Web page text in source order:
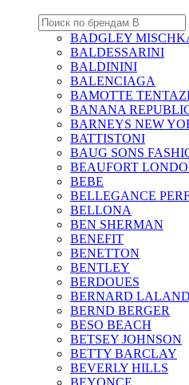
BADGLEY
BALDESSARINI
BALDININI
BALENCIAGA
BAMOTTE
BANANA
BARNEYS NEW
BATTISTONI
BAUG SONS
BEAUFORT
BEBE
BELLEGANCE
BELLONA
BEN SHERMAN
BENEFIT
BENETTON
BENTLEY
BERDOUES
BERNARD
BERND BERGER
BESO BEACH
BETSEY JOHNSON
BETTY BARCLAY
BEVERLY HILLS
BEYONCE